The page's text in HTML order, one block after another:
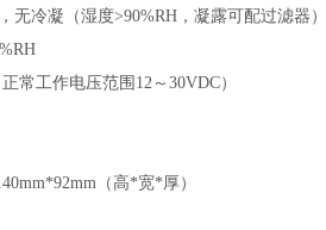
无冷凝（湿度>90%RH，凝露可配过滤器）
常工作电压范围12～30VDC）
（高*宽*厚）